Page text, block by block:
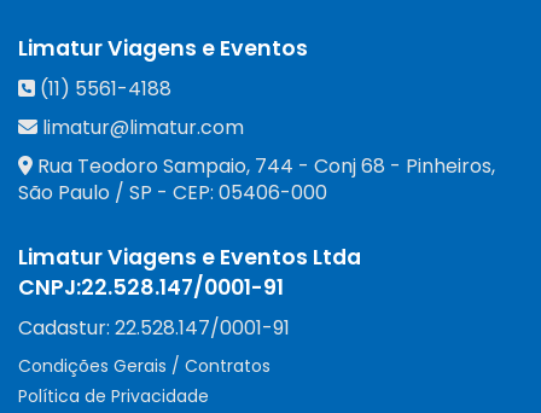
Limatur Viagens e Eventos
(11) 5561-4188
limatur@limatur.com
Rua Teodoro Sampaio, 744 - Conj 68 - Pinheiros,
São Paulo / SP - CEP: 05406-000
Limatur Viagens e Eventos Ltda
CNPJ:22.528.147/0001-91
Cadastur: 22.528.147/0001-91
Condições Gerais / Contratos
Política de Privacidade